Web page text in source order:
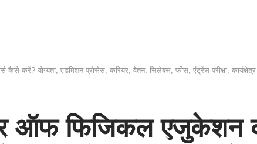
करें? योग्यता, एडमिशन प्रोसेस, करियर, वेतन, सिलेबस, फीस, एंट्रेंस परीक्षा, कार्यक्षेत्र
ऑफ फिजिकल एजुकेशन